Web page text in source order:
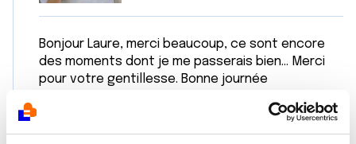
Bonjour Laure, merci beaucoup, ce sont encore
des moments dont je me passerais bien... Merci
pour votre gentillesse. Bonne journée